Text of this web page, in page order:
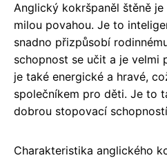
Anglický kokršpaněl štěně
milou povahou. Je to
snadno přizpůsobí
schopnost se učit a je velmi
je také energické a hravé,
společníkem pro děti. Je to
dobrou stopovací
Charakteristika anglického